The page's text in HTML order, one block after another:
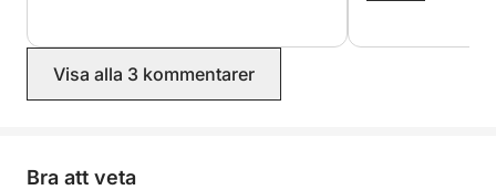
Visa alla 3 kommentarer
Bra att veta